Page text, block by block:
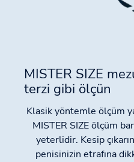
MISTER SIZE
terzi gibi ölçün
Klasik yöntemle ölçüm
MISTER SIZE ölçüm
yeterlidir. Kesip
penisinizin etrafına